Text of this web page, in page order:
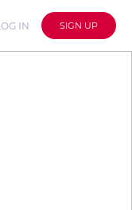
IN SIGN UP